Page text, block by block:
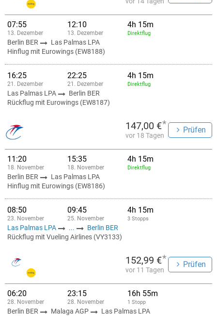
07:55
13. Dezember
12:10
13. Dezember
4h 15m
Direktflug
Berlin BER
Las Palmas LPA
Hinflug mit Eurowings (EW8188)
16:25
21. Dezember
22:25
21. Dezember
4h 15m
Direktflug
Las Palmas LPA
Berlin BER
Rückflug mit Eurowings (EW8187)
147,00 €*
vor 18 Tagen
Prüfen
11:20
18. November
15:35
18. November
4h 15m
Direktflug
Berlin BER
Las Palmas LPA
Hinflug mit Eurowings (EW8186)
08:50
23. November
09:45
25. November
4h 15m
3 Stopps
Las Palmas LPA ...
Berlin BER
Rückflug mit Vueling Airlines (VY3133)
152,99 €*
vor 11 Tagen
Prüfen
06:20
28. November
23:15
28. November
16h 55m
1 Stopp
Berlin BER Malaga AGP
Las Palmas LPA